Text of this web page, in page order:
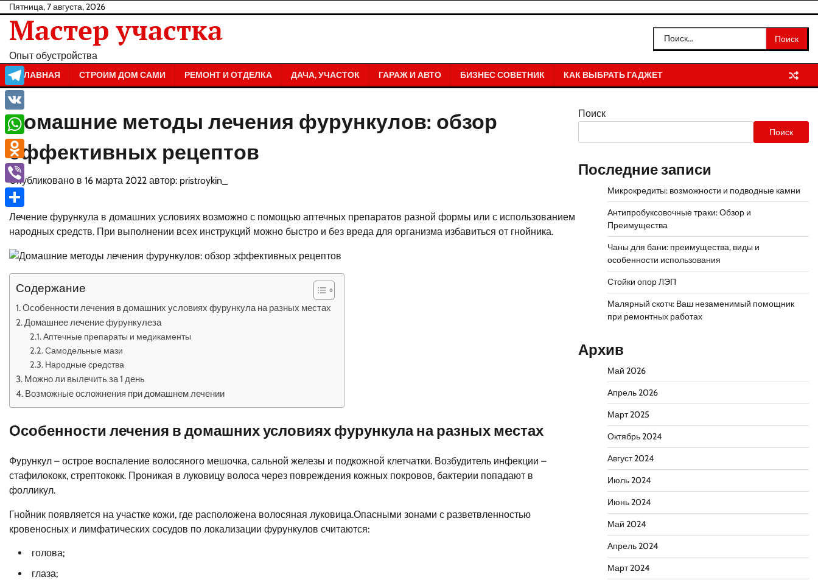
Перейти
содержанию
Пятница, 7 августа, 2026
Мастер участка
Опыт обустройства
Найти:
ГЛАВНАЯ СТРОИМ ДОМ САМИ РЕМОНТ И ОТДЕЛКА ДАЧА, УЧАСТОК ГАРАЖ И АВТО БИЗНЕС СОВЕТНИК КАК ВЫБРАТЬ ГАДЖЕТ
Домашние методы лечения фурункулов: обзор
эффективных рецептов
Опубликовано в 16 марта 2022 автор: pristroykin_
Лечение фурункула в домашних условиях возможно с помощью аптечных препаратов разной формы или с использованием
народных средств. При выполнении всех инструкций можно быстро и без вреда для организма избавиться от гнойника.
Содержание
Особенности лечения в домашних условиях фурункула на разных местах
Домашнее лечение фурункулеза
Аптечные препараты и медикаменты
Самодельные мази
Народные средства
Можно ли вылечить за 1 день
Возможные осложнения при домашнем лечении
Особенности лечения в домашних условиях фурункула на разных местах
Фурункул – острое воспаление волосяного мешочка, сальной железы и подкожной клетчатки. Возбудитель инфекции –
стафилококк, стрептококк. Проникая в луковицу волоса через повреждения кожных покровов, бактерии попадают в
фолликул.
Гнойник появляется на участке кожи, где расположена волосяная луковица.Опасными зонами с разветвленностью
кровеносных и лимфатических сосудов по локализации фурункулов считаются:
голова;
глаза;
Поиск
Поиск
Последние записи
Микрокредиты: возможности и подводные камни
Антипробуксовочные траки: Обзор и
Преимущества
Чаны для бани: преимущества, виды и
особенности использования
Стойки опор ЛЭП
Малярный скотч: Ваш незаменимый помощник
при ремонтных работах
Архив
Май 2026
Апрель 2026
Март 2025
Октябрь 2024
Август 2024
Июль 2024
Июнь 2024
Май 2024
Апрель 2024
Март 2024
Telegram
VK
WhatsApp
Odnoklassniki
Viber
Отправить